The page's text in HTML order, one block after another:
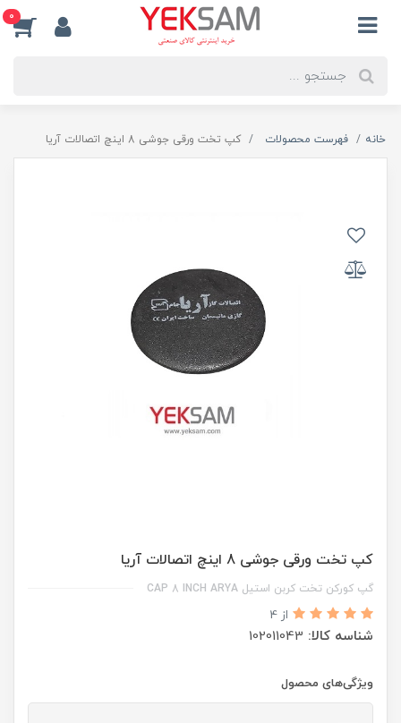
0
خانه فهرست محصولات کپ تخت ورقی جوشی 8 اینچ اتصالات آریا
کپ تخت ورقی جوشی 8 اینچ اتصالات آریا
گپ کورکن تخت کربن استیل CAP 8 INCH ARYA
از 4
شناسه کالا: 102011043
ویژگی‌های محصول